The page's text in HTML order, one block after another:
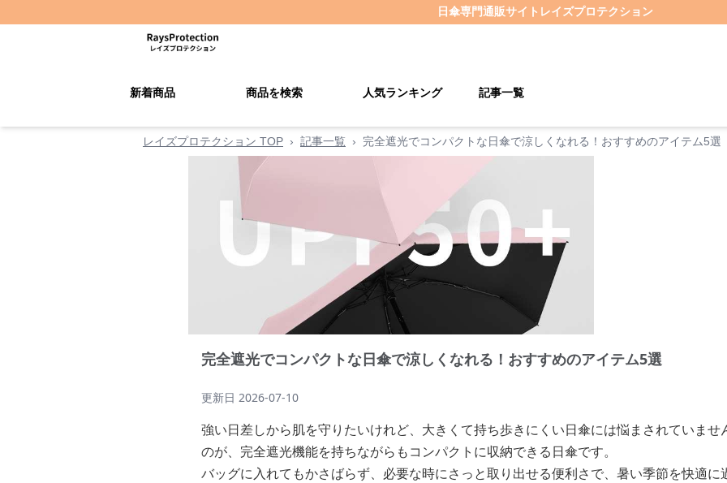
日傘専門通販サイト レイズプロテクション
新着商品 商品を検索 人気ランキング 記事一覧
レイズプロテクション TOP › 記事一覧 › 完全遮光でコンパクトな日傘で涼しくなれる！おすすめのアイテム5選
完全遮光でコンパクトな日傘で涼しくなれる！おすすめのアイテム5選
更新日 2026-07-10
強い日差しから肌を守りたいけれど、大きくて持ち歩きにくい日傘には悩まされていま
のが、完全遮光機能を持ちながらもコンパクトに収納できる日傘です。
バッグに入れてもかさばらず、必要な時にさっと取り出せる便利さで、暑い季節を快適に